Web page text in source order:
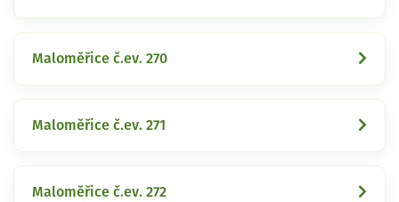
Maloměřice č.ev. 270
Maloměřice č.ev. 271
Maloměřice č.ev. 272